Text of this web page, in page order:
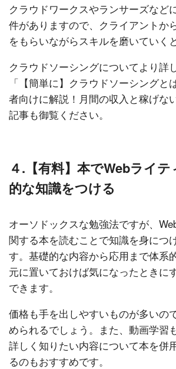
クラウドワークスやランサーズなど
件がありますので、クライアントか
をもらいながらスキルを磨いていく
クラウドソーシングについてより詳
「【簡単に】クラウドソーシングと
者向けに解説！月間の収入と稼げな
記事も御覧ください。
４.【有料】本でWebライ
的な知識をつける
オーソドックスな勉強法ですが、
関する本を読むことで知識を身につ
す。基礎的な内容から応用まで体系
元に置いておけば気になったときに
できます。
価格も手を出しやすいものが多いの
められるでしょう。また、動画学習
詳しく知りたい内容について本を併
るのもおすすめです。